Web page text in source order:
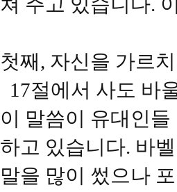
첫째, 자신을 가르
17절에서 사도 바
이 말씀이 유대인
하고 있습니다. 바
말을 많이 썼으나